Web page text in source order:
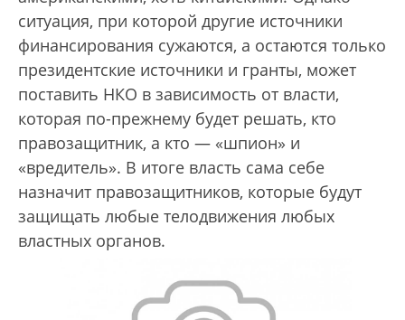
ситуация, при которой другие источники
финансирования сужаются, а остаются только
президентские источники и гранты, может
поставить НКО в зависимость от власти,
которая по-прежнему будет решать, кто
правозащитник, а кто — «шпион» и
«вредитель». В итоге власть сама себе
назначит правозащитников, которые будут
защищать любые телодвижения любых
властных органов.